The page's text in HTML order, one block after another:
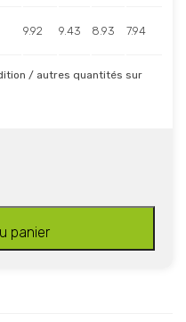
9.92 9.43 8.93 7.94
/ autres quantités sur
panier